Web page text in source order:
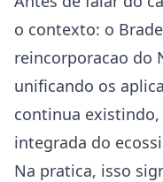
o contexto: o
reincorporacao do
unificando os
continua
integrada do
Na pratica, isso